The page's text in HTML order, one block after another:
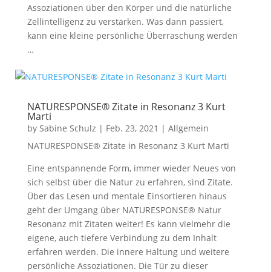
Assoziationen über den Körper und die natürliche
Zellintelligenz zu verstärken. Was dann passiert,
kann eine kleine persönliche Überraschung werden
…
NATURESPONSE® Zitate in Resonanz 3 Kurt
Marti
by Sabine Schulz | Feb. 23, 2021 | Allgemein
NATURESPONSE® Zitate in Resonanz 3 Kurt Marti
Eine entspannende Form, immer wieder Neues von
sich selbst über die Natur zu erfahren, sind Zitate.
Über das Lesen und mentale Einsortieren hinaus
geht der Umgang über NATURESPONSE® Natur
Resonanz mit Zitaten weiter! Es kann vielmehr die
eigene, auch tiefere Verbindung zu dem Inhalt
erfahren werden. Die innere Haltung und weitere
persönliche Assoziationen. Die Tür zu dieser